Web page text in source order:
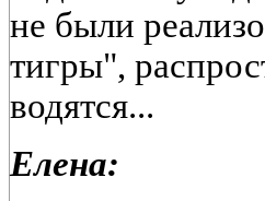
не были
тигры",
водятся...
Елена: